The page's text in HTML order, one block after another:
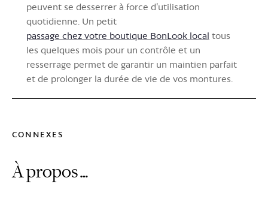
peuvent se desserrer à force d'utilisation
quotidienne. Un petit
passage chez votre boutique BonLook local tous
les quelques mois pour un contrôle et un
resserrage permet de garantir un maintien parfait
et de prolonger la durée de vie de vos montures.
CONNEXES
À propos…